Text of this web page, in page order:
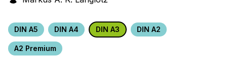
DIN A5 DIN A4 DIN A3 DIN A2
A2 Premium